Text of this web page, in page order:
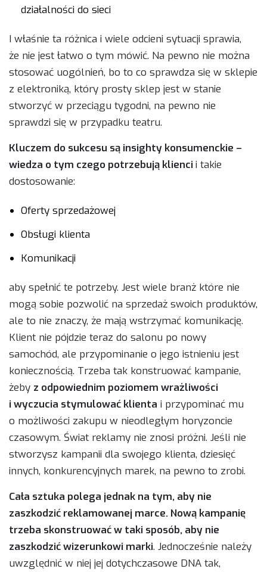
działalności do sieci
I właśnie ta różnica i wiele odcieni sytuacji sprawia,
że nie jest łatwo o tym mówić. Na pewno nie można
stosować uogólnień, bo to co sprawdza się w sklepie
z elektroniką, który prosty sklep jest w stanie
stworzyć w przeciągu tygodni, na pewno nie
sprawdzi się w przypadku teatru.
Kluczem do sukcesu są insighty konsumenckie –
wiedza o tym czego potrzebują kliencii takie
dostosowanie:
Oferty sprzedażowej
Obsługi klienta
Komunikacji
aby spełnić te potrzeby. Jest wiele branż które nie
mogą sobie pozwolić na sprzedaż swoich produktów,
ale to nie znaczy, że mają wstrzymać komunikację.
Klient nie pójdzie teraz do salonu po nowy
samochód, ale przypominanie o jego istnieniu jest
koniecznością. Trzeba tak konstruować kampanie,
żeby z odpowiednim poziomem wrażliwości
i wyczucia stymulować klienta i przypominać mu
o możliwości zakupu w nieodległym horyzoncie
czasowym. Świat reklamy nie znosi próżni. Jeśli nie
stworzysz kampanii dla swojego klienta, dziesięć
innych, konkurencyjnych marek, na pewno to zrobi.
Cała sztuka polega jednak na tym, aby nie
zaszkodzić reklamowanej marce. Nową kampanię
trzeba skonstruować w taki sposób, aby nie
zaszkodzić wizerunkowi marki. Jednocześnie należy
uwzględnić w niej jej dotychczasowe DNA tak,